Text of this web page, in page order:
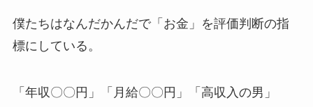
僕たちはなんだかんだで「お金」を評価判断の指
標にしている。
「年収〇〇円」「月給〇〇円」「高収入の男」